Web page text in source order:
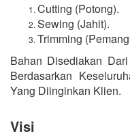
Cutting (Potong).
Sewing (Jahit).
Trimming
Bahan Disediakan
Berdasarkan
Yang Diinginkan Klien.
Visi